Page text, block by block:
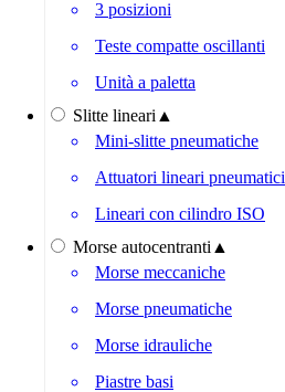
3 posizioni
Teste compatte oscillanti
Unità a paletta
Slitte lineari ▲
Mini-slitte pneumatiche
Attuatori lineari pneumatici
Lineari con cilindro ISO
Morse autocentranti ▲
Morse meccaniche
Morse pneumatiche
Morse idrauliche
Piastre basi